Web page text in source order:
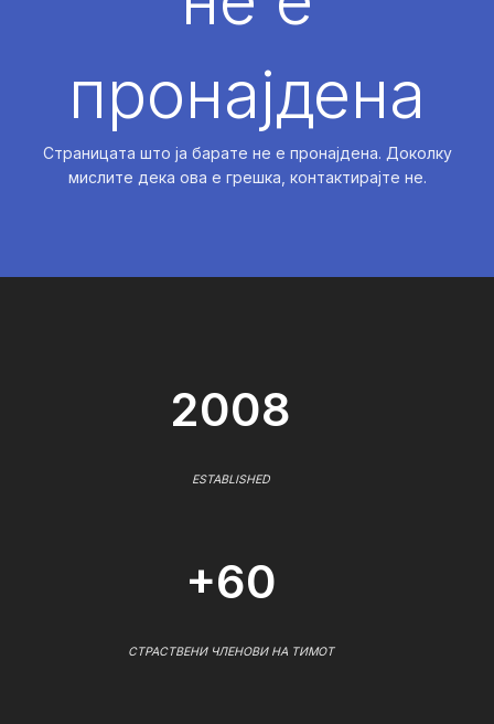
пронајдена
Страницата што ја барате не е пронајдена. Доколку
мислите дека ова е грешка, контактирајте не.
2008
ESTABLISHED
+60
СТРАСТВЕНИ ЧЛЕНОВИ НА ТИМОТ